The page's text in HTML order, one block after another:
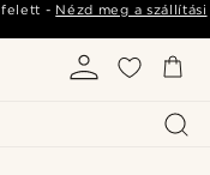
felett - Nézd meg a szállítási